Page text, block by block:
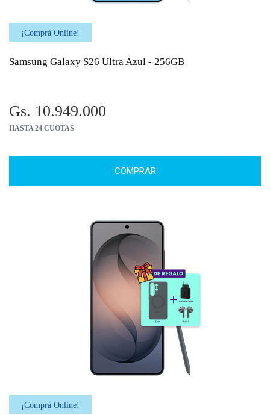
¡Comprá Online!
Samsung Galaxy S26 Ultra Azul - 256GB
Gs. 10.949.000
HASTA 24 CUOTAS
COMPRAR
¡Comprá Online!